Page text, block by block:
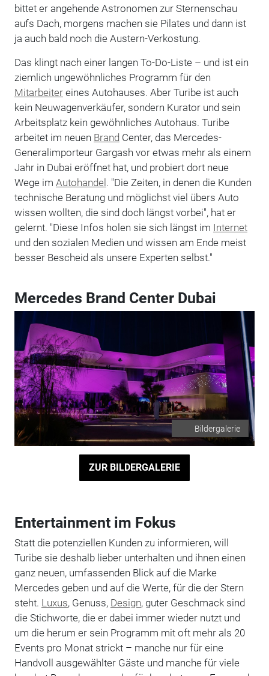
bittet er angehende Astronomen zur Sternenschau
aufs Dach, morgens machen sie Pilates und dann ist
ja auch bald noch die Austern-Verkostung.
Das klingt nach einer langen To-Do-Liste – und ist ein
ziemlich ungewöhnliches Programm für den
Mitarbeitereines Autohauses. Aber Turibe ist auch
kein Neuwagenverkäufer, sondern Kurator und sein
Arbeitsplatz kein gewöhnliches Autohaus. Turibe
arbeitet im neuen Brand Center, das Mercedes-
Generalimporteur Gargash vor etwas mehr als einem
Jahr in Dubai eröffnet hat, und probiert dort neue
Wege im Autohandel. "Die Zeiten, in denen die Kunden
technische Beratung und möglichst viel übers Auto
wissen wollten, die sind doch längst vorbei", hat er
gelernt. "Diese Infos holen sie sich längst im Internet
und den sozialen Medien und wissen am Ende meist
besser Bescheid als unsere Experten selbst."
Mercedes Brand Center Dubai
Bildergalerie
ZUR BILDERGALERIE
Entertainment im Fokus
Statt die potenziellen Kunden zu informieren, will
Turibe sie deshalb lieber unterhalten und ihnen einen
ganz neuen, umfassenden Blick auf die Marke
Mercedes geben und auf die Werte, für die der Stern
steht. Luxus, Genuss, Design, guter Geschmack sind
die Stichworte, die er dabei immer wieder nutzt und
um die herum er sein Programm mit oft mehr als 20
Events pro Monat strickt – manche nur für eine
Handvoll ausgewählter Gäste und manche für viele